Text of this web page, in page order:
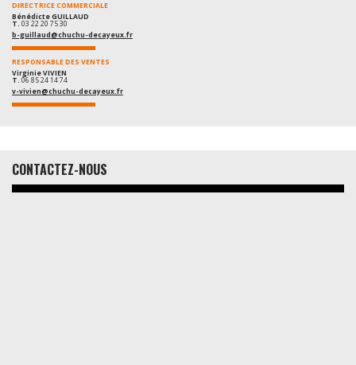
DIRECTRICE COMMERCIALE
Bénédicte GUILLAUD
T. 03 22 20 75 30
b-guillaud@chuchu-decayeux.fr
RESPONSABLE DES VENTES
Virginie VIVIEN
T. 06 85 24 14 74
v-vivien@chuchu-decayeux.fr
CONTACTEZ-NOUS